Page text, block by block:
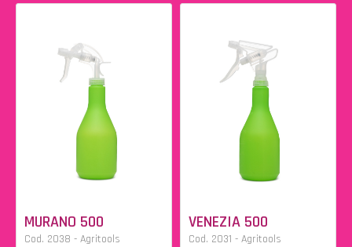
MURANO 500
Cod. 2038 - Agritools
VENEZIA 500
Cod. 2031 - Agritools